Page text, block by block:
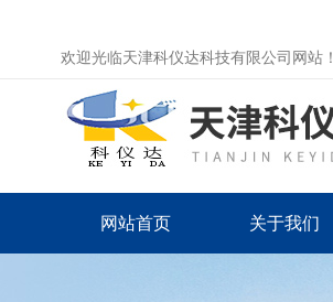
欢迎光临天津科仪达科技有限公司网站！
网站首页 关于我们